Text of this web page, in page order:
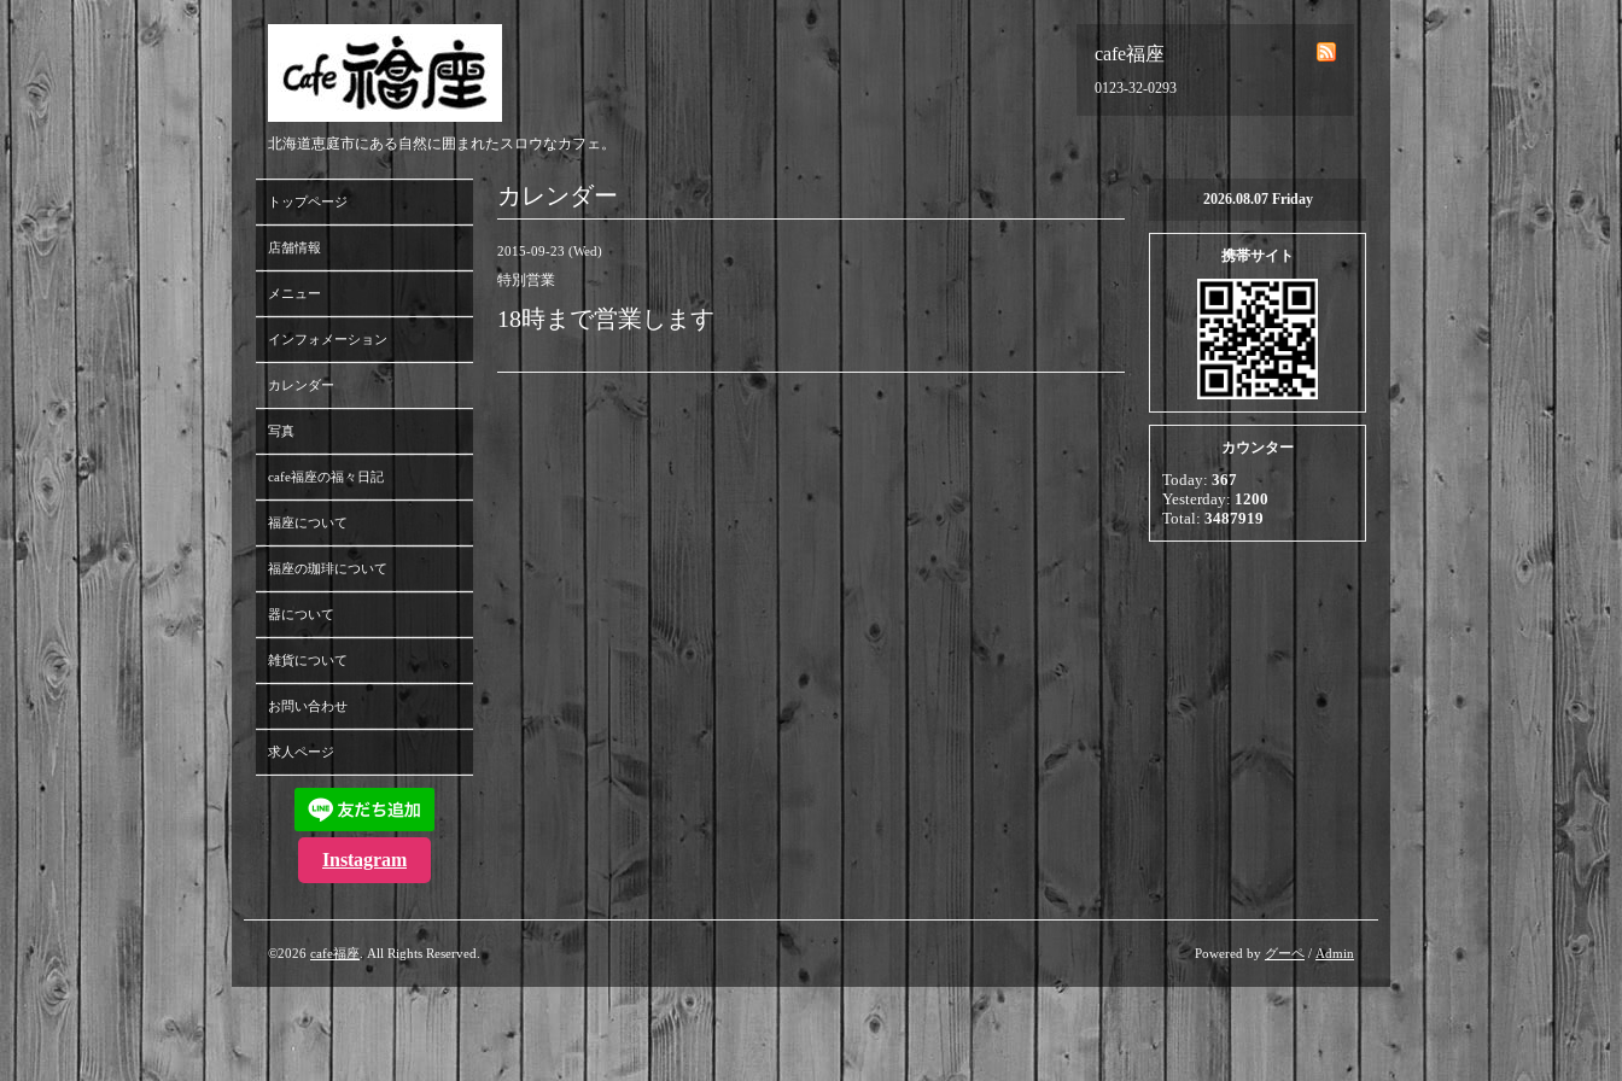
cafe福座
0123-32-0293
北海道恵庭市にある自然に囲まれたスロウなカフェ。
カレンダー
2015-09-23 (Wed)
特別営業
18時まで営業します
トップページ
店舗情報
メニュー
インフォメーション
カレンダー
写真
cafe福座の福々日記
福座について
福座の珈琲について
器について
雑貨について
お問い合わせ
求人ページ
Instagram
2026.08.07 Friday
携帯サイト
カウンター
Today: 367
Yesterday: 1200
Total: 3487919
©2026 cafe福座. All Rights Reserved. Powered by グーペ / Admin